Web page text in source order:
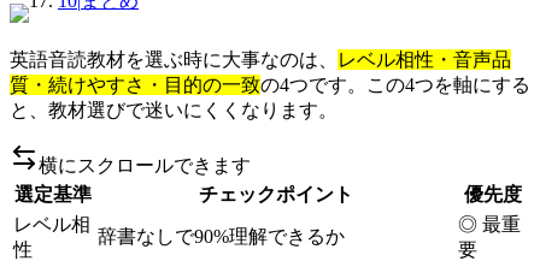
英語音読教材を選ぶ時に大事なのは、
レベル相性・音声品
質・続けやすさ・目的の一致の4つです。この4つを軸にする
と、教材選びで迷いにくくなります。
横にスクロールできます
選定基準
チェックポイント
優先度
レベル相
性
辞書なしで90%理解できるか
◎ 最重
要